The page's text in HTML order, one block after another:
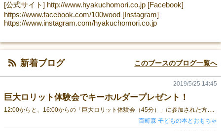
[公式サイト] http://www.hyakuchomori.co.jp [Facebook]
https://www.facebook.com/100wood [Instagram]
https://www.instagram.com/hyakuchomori.co.jp
新着ブログ このブースのブログ一覧へ
巨大ロリット体験会でキーホルダープレゼント！
1
2:00からと、16:00からの「巨大ロリット体験会（45分）」に参加された方に、ロリットのキーホルダーをプレゼントします！数に限りがありますので、なくなった場合はご容赦ください。 各回８名様まで お一人様１個限り 遊び終わった後にお渡しします。 ロゴ入りです。
2019/5/25 14:45
百町森 子どもの本とおもちゃ